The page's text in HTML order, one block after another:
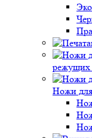
режущих
Ножи